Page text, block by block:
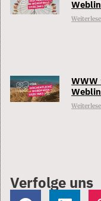
WWW
Verfolge uns